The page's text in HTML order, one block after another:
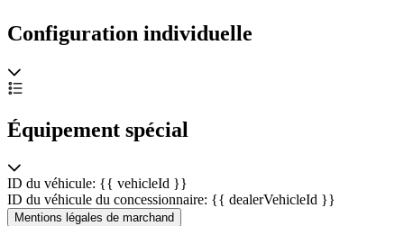
Configuration individuelle
Équipement spécial
ID du véhicule: {{ vehicleId }}
ID du véhicule du concessionnaire: {{ dealerVehicleId }}
Mentions légales de marchand